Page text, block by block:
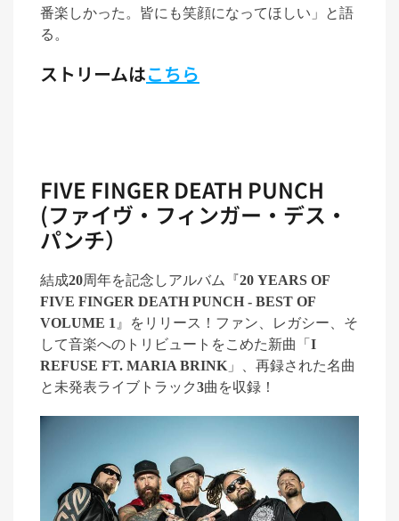
番楽しかった。皆にも笑顔になってほしい」と語
る。
ストリームはこちら
FIVE FINGER DEATH PUNCH
(ファイヴ・フィンガー・デス・
パンチ）
結成20周年を記念しアルバム『20 YEARS OF
FIVE FINGER DEATH PUNCH - BEST OF
VOLUME 1 』をリリース！ファン、レガシー、そ
して音楽へのトリビュートをこめた新曲「 I
REFUSE FT. MARIA BRINK 」、再録された名曲
と未発表ライブトラック3曲を収録！